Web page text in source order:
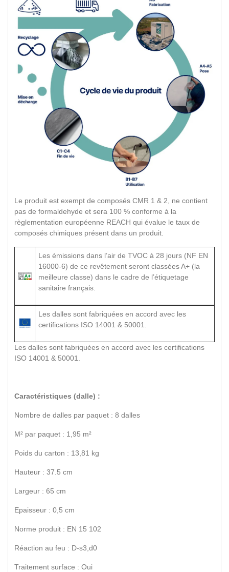
Le produit est exempt de composés CMR 1 & 2, ne contient
pas de formaldehyde et sera 100 % conforme à la
règlementation européenne REACH qui évalue le taux de
composés chimiques présent dans un produit.
Les émissions dans l’air de TVOC à 28 jours (NF EN
16000-6) de ce revêtement seront classées A+ (la
meilleure classe) dans le cadre de l’étiquetage
sanitaire français.
Les dalles sont fabriquées en accord avec les
certifications ISO 14001 & 50001.
Les dalles sont fabriquées en accord avec les certifications
ISO 14001 & 50001.
Caractéristiques (dalle) :
Nombre de dalles par paquet : 8 dalles
M² par paquet : 1,95 m²
Poids du carton : 13,81 kg
Hauteur : 37.5 cm
Largeur : 65 cm
Epaisseur : 0,5 cm
Norme produit : EN 15 102
Réaction au feu : D-s3,d0
Traitement surface : Oui